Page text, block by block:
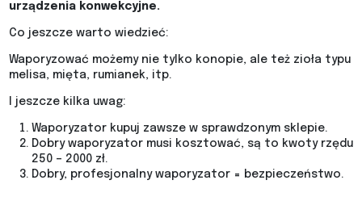
urządzenia konwekcyjne.
Co jeszcze warto wiedzieć:
Waporyzować możemy nie tylko konopie, ale też zioła typu
melisa, mięta, rumianek, itp.
I jeszcze kilka uwag:
Waporyzator kupuj zawsze w sprawdzonym sklepie.
Dobry waporyzator musi kosztować, są to kwoty rzędu
250 – 2000 zł.
Dobry, profesjonalny waporyzator = bezpieczeństwo.